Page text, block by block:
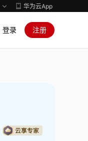
华为云App
登录 注册